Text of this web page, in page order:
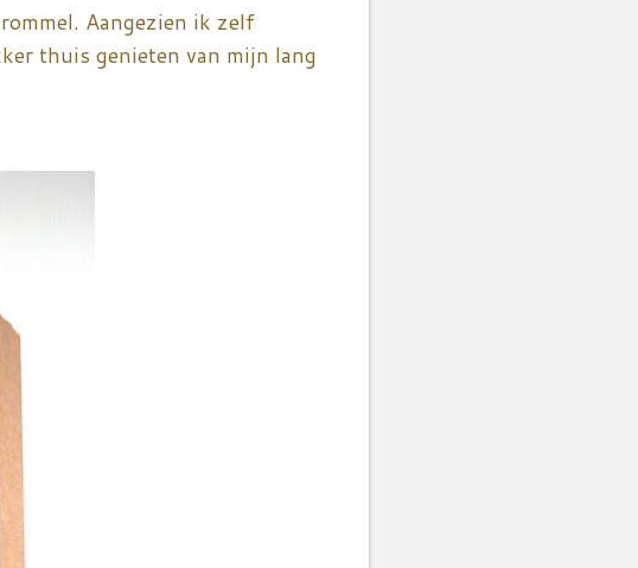
Aangezien ik zelf
thuis genieten van mijn lang